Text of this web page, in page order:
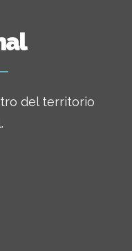
del territorio